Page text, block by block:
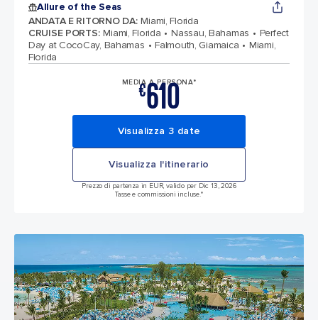
Allure of the Seas
ANDATA E RITORNO DA: Miami, Florida
CRUISE PORTS: Miami, Florida Nassau, Bahamas
Perfect
Day at CocoCay, Bahamas
Falmouth, Giamaica
Miami,
Florida
MEDIA A PERSONA*
€610
Visualizza 3 date
Visualizza l'itinerario
Prezzo di partenza in EUR, valido per Dic 13, 2026
Tasse e commissioni incluse.*